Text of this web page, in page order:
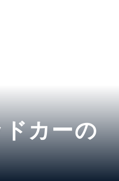
ドカーの